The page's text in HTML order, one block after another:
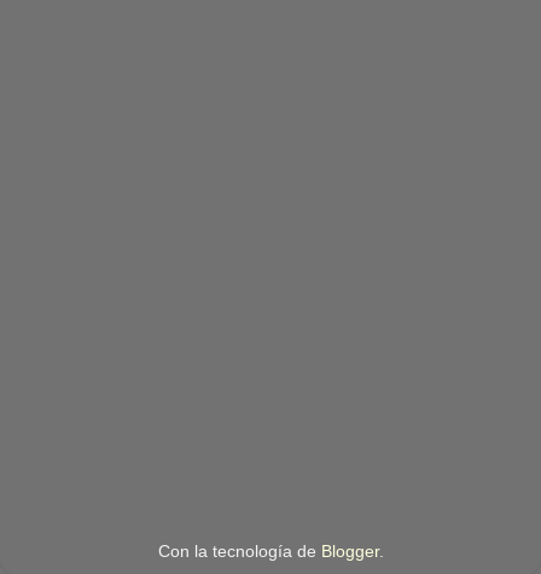
Con la tecnología de Blogger.